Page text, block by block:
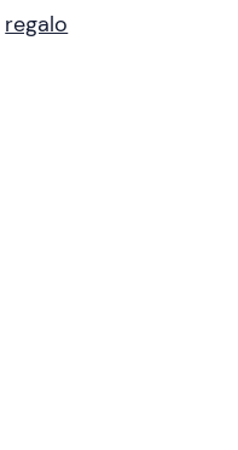
regalo